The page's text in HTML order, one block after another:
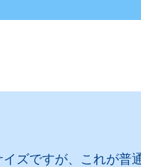
ズですが、これが普